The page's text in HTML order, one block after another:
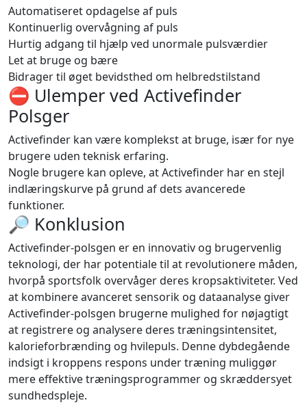
Automatiseret opdagelse af puls
Kontinuerlig overvågning af puls
Hurtig adgang til hjælp ved unormale pulsværdier
Let at bruge og bære
Bidrager til øget bevidsthed om helbredstilstand
⛔️ Ulemper ved Activefinder
Polsger
Activefinder kan være komplekst at bruge, især for nye
brugere uden teknisk erfaring.
Nogle brugere kan opleve, at Activefinder har en stejl
indlæringskurve på grund af dets avancerede
funktioner.
🔎 Konklusion
Activefinder-polsgen er en innovativ og brugervenlig
teknologi, der har potentiale til at revolutionere måden,
hvorpå sportsfolk overvåger deres kropsaktiviteter. Ved
at kombinere avanceret sensorik og dataanalyse giver
Activefinder-polsgen brugerne mulighed for nøjagtigt
at registrere og analysere deres træningsintensitet,
kalorieforbrænding og hvilepuls. Denne dybdegående
indsigt i kroppens respons under træning muliggør
mere effektive træningsprogrammer og skræddersyet
sundhedspleje.